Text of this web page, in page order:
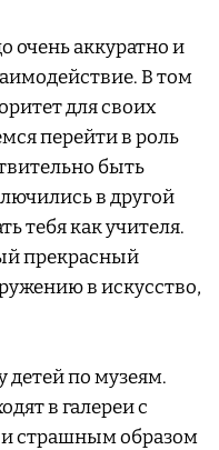
очень аккуратно и
В том
для своих
перейти в роль
быть
в другой
тебя как учителя.
прекрасный
в искусство,
детей по музеям.
в галереи с
страшным образом